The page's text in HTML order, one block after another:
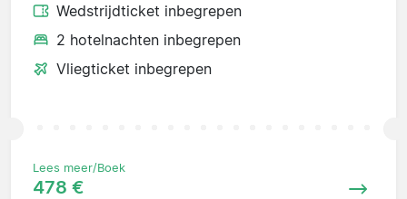
Wedstrijdticket inbegrepen
2 hotelnachten inbegrepen
Vliegticket inbegrepen
Lees meer/Boek
478 €